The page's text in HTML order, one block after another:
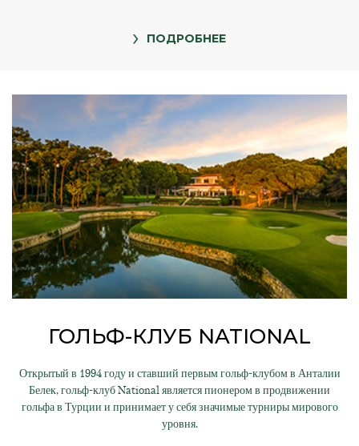
ПОДРОБНЕЕ
ГОЛЬФ-КЛУБ NATIONAL
Открытый в 1994 году и ставший первым гольф-клубом в Анталии
Белек, гольф-клуб National является пионером в продвижении
гольфа в Турции и принимает у себя значимые турниры мирового
уровня.